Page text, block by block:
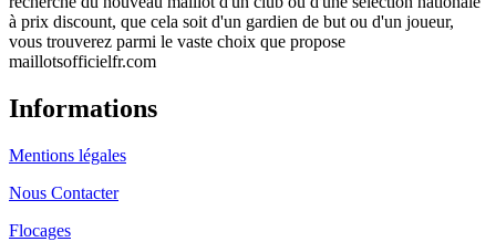
à prix discount, que cela soit d'un gardien de but ou d'un joueur,
vous trouverez parmi le vaste choix que propose
maillotsofficielfr.com
Informations
Mentions légales
Nous Contacter
Flocages